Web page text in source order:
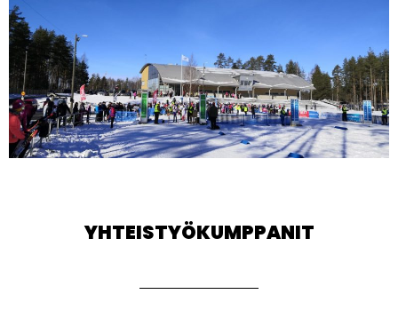
YHTEISTYÖKUMPPANIT